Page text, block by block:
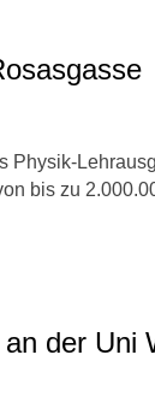
Physik-
bis zu
der Uni